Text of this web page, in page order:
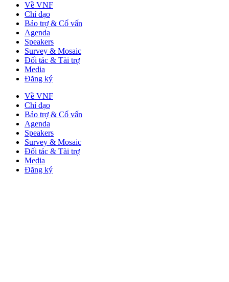
Về VNF
Chỉ đạo
Bảo trợ & Cố vấn
Agenda
Speakers
Survey & Mosaic
Đối tác & Tài trợ
Media
Đăng ký
Về VNF
Chỉ đạo
Bảo trợ & Cố vấn
Agenda
Speakers
Survey & Mosaic
Đối tác & Tài trợ
Media
Đăng ký